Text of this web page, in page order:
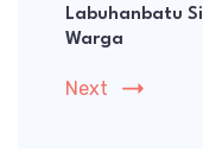
Labuhanbatu
Warga
Next